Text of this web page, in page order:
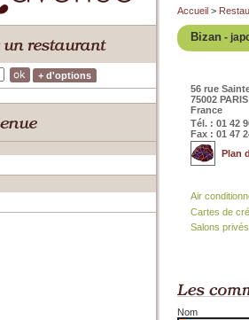
+ d'options
Accueil >
Bizan -
56 rue
75002 PARIS
France
Tél. : 01 42
Fax : 01 47
Plan
Air
Cartes de
Salons privés
Nom